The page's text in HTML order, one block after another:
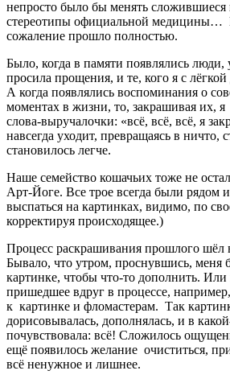
непросто было бы менять сложившиеся
стереотипы официальной медицины…
сожаление прошло полностью.
Было, когда в памяти появлялись
просила прощения, и те, кого я с
А когда появлялись воспоминания о
моментах в жизни, то, закрашивая их,
слова-выручалочки: «всё, всё, всё, я
навсегда уходит, превращаясь в
становилось легче.
Наше семейство кошачьих тоже не
Арт-Йоге. Все трое всегда были рядом
выспаться на картинках, видимо, по
корректируя происходящее.)
Процесс раскрашивания прошлого шёл
Бывало, что утром, проснувшись, меня
картинке, чтобы что-то дополнить.
пришедшее вдруг в процессе,
к картинке и фломастерам. Так
дорисовывалась, дополнялась, и в
почувствовала: всё! Сложилось
ещё появилось желание очиститься,
всё ненужное и лишнее.